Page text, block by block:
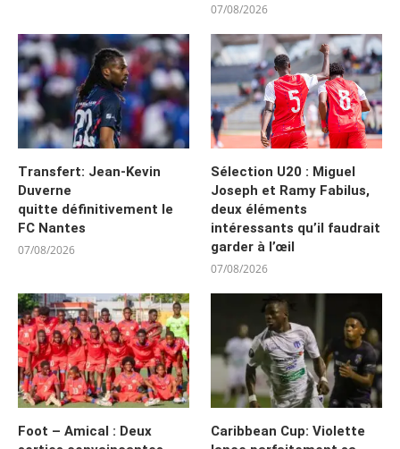
07/08/2026
Transfert: Jean-Kevin
Duverne
quitte définitivement le
FC Nantes
07/08/2026
Sélection U20 : Miguel
Joseph et Ramy Fabilus,
deux éléments
intéressants qu’il faudrait
garder à l’œil
07/08/2026
Foot – Amical : Deux
Caribbean Cup: Violette